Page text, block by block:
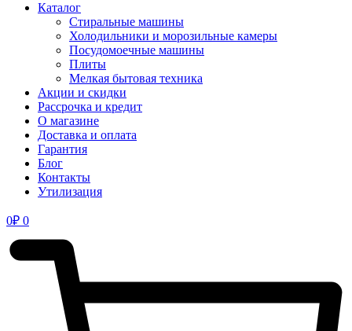
Каталог
Стиральные машины
Холодильники и морозильные камеры
Посудомоечные машины
Плиты
Мелкая бытовая техника
Акции и скидки
Рассрочка и кредит
О магазине
Доставка и оплата
Гарантия
Блог
Контакты
Утилизация
0₽ 0